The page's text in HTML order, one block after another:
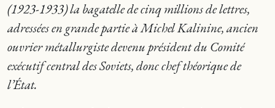
(1923-1933) la bagatelle de cinq millions de lettres,
adressées en grande partie à Michel Kalinine, ancien
ouvrier métallurgiste devenu président du Comité
exécutif central des Soviets, donc chef théorique de
l’État.